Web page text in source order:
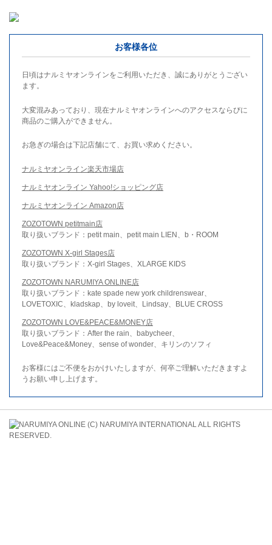
お客様各位
日頃はナルミヤオンラインをご利用いただき、誠にありがとうござい
ます。
大変混みあっており、現在ナルミヤオンラインへのアクセスならびに
商品のご購入ができません。
お急ぎの場合は下記店舗にて、お買い求めください。
ナルミヤオンライン楽天市場店
ナルミヤオンライン Yahoo!ショッピング店
ナルミヤオンライン Amazon店
ZOZOTOWN petitmain店
取り扱いブランド：petit main、petit main LIEN、b・ROOM
ZOZOTOWN X-girl Stages店
取り扱いブランド：X-girl Stages、XLARGE KIDS
ZOZOTOWN NARUMIYA ONLINE店
取り扱いブランド：kate spade new york childrenswear、
LOVETOXIC、kladskap、by loveit、Lindsay、BLUE CROSS
ZOZOTOWN LOVE&PEACE&MONEY店
取り扱いブランド：After the rain、babycheer、
Love&Peace&Money、sense of wonder、キリンのソフィ
お客様にはご不便をおかけいたしますが、何卒ご理解いただきますよ
うお願い申し上げます。